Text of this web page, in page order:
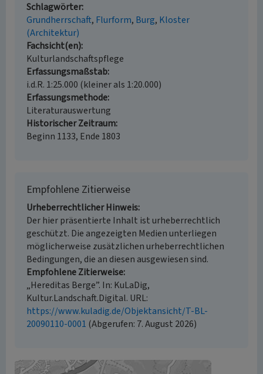
Schlagwörter
Grundherrschaft Flurform Burg Kloster
(Architektur)
Fachsicht(en)
Kulturlandschaftspflege
Erfassungsmaßstab
i.d.R. 1:25.000 (kleiner als 1:20.000)
Erfassungsmethode
Literaturauswertung
Historischer Zeitraum
Beginn 1133, Ende 1803
Empfohlene Zitierweise
Urheberrechtlicher Hinweis
Der hier präsentierte Inhalt ist urheberrechtlich
geschützt. Die angezeigten Medien unterliegen
möglicherweise zusätzlichen urheberrechtlichen
Bedingungen, die an diesen ausgewiesen sind.
Empfohlene Zitierweise
„Hereditas Berge”. In: KuLaDig,
Kultur.Landschaft.Digital. URL:
https://www.kuladig.de/Objektansicht/T-BL-
20090110-0001 (Abgerufen: 7. August 2026)